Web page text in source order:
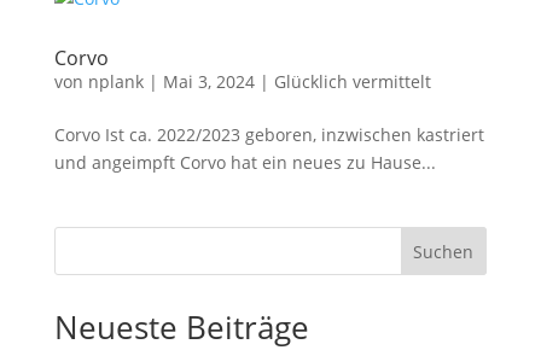
Corvo
von nplank| Mai 3, 2024| Glücklich vermittelt
Corvo Ist ca. 2022/2023 geboren, inzwischen kastriert
und angeimpft Corvo hat ein neues zu Hause...
Suchen
Neueste Beiträge